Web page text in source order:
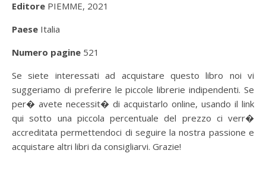
Editore PIEMME, 2021
Paese Italia
Numero pagine 521
Se siete interessati ad acquistare questo libro noi vi
suggeriamo di preferire le piccole librerie indipendenti. Se
per� avete necessit� di acquistarlo online, usando il link
qui sotto una piccola percentuale del prezzo ci verr�
accreditata permettendoci di seguire la nostra passione e
acquistare altri libri da consigliarvi. Grazie!